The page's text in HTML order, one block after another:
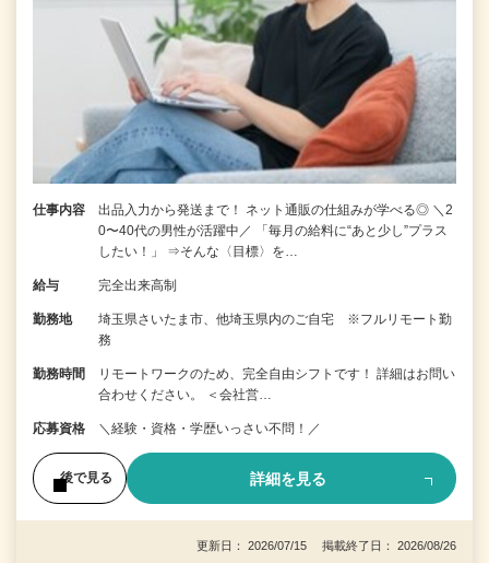
仕事内容
出品入力から発送まで！ ネット通販の仕組みが学べる◎ ＼2
0〜40代の男性が活躍中／ 「毎月の給料に“あと少し”プラス
したい！」 ⇒そんな〈目標〉を…
給与 完全出来高制
勤務地
埼玉県さいたま市、他埼玉県内のご自宅 ※フルリモート勤
務
勤務時間
リモートワークのため、完全自由シフトです！ 詳細はお問い
合わせください。 ＜会社営…
応募資格 ＼経験・資格・学歴いっさい不問！／
後で見る 詳細を見る
更新日： 2026/07/15 掲載終了日： 2026/08/26